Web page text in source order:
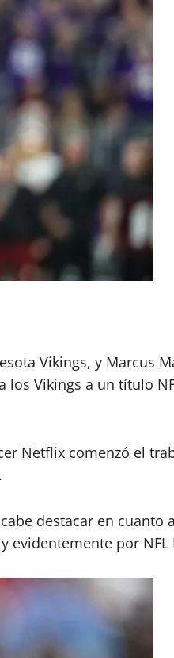
Vikings, y Marcus
Vikings a un título
Netflix comenzó el
destacar en cuanto
evidentemente por NFL